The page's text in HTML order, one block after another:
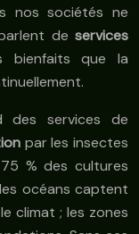
nos sociétés ne
de services
bienfaits que la
des services de
par les insectes
% des cultures
océans captent
climat ; les zones